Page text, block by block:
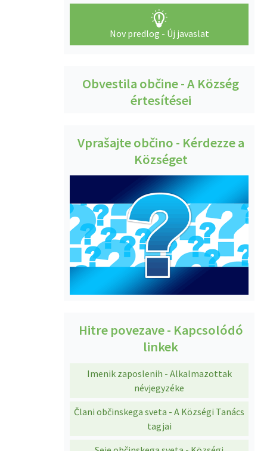
Nov predlog - Új javaslat
Obvestila občine - A Község
értesítései
Vprašajte občino - Kérdezze a
Községet
Hitre povezave - Kapcsolódó
linkek
Imenik zaposlenih - Alkalmazottak
névjegyzéke
Člani občinskega sveta - A Községi Tanács
tagjai